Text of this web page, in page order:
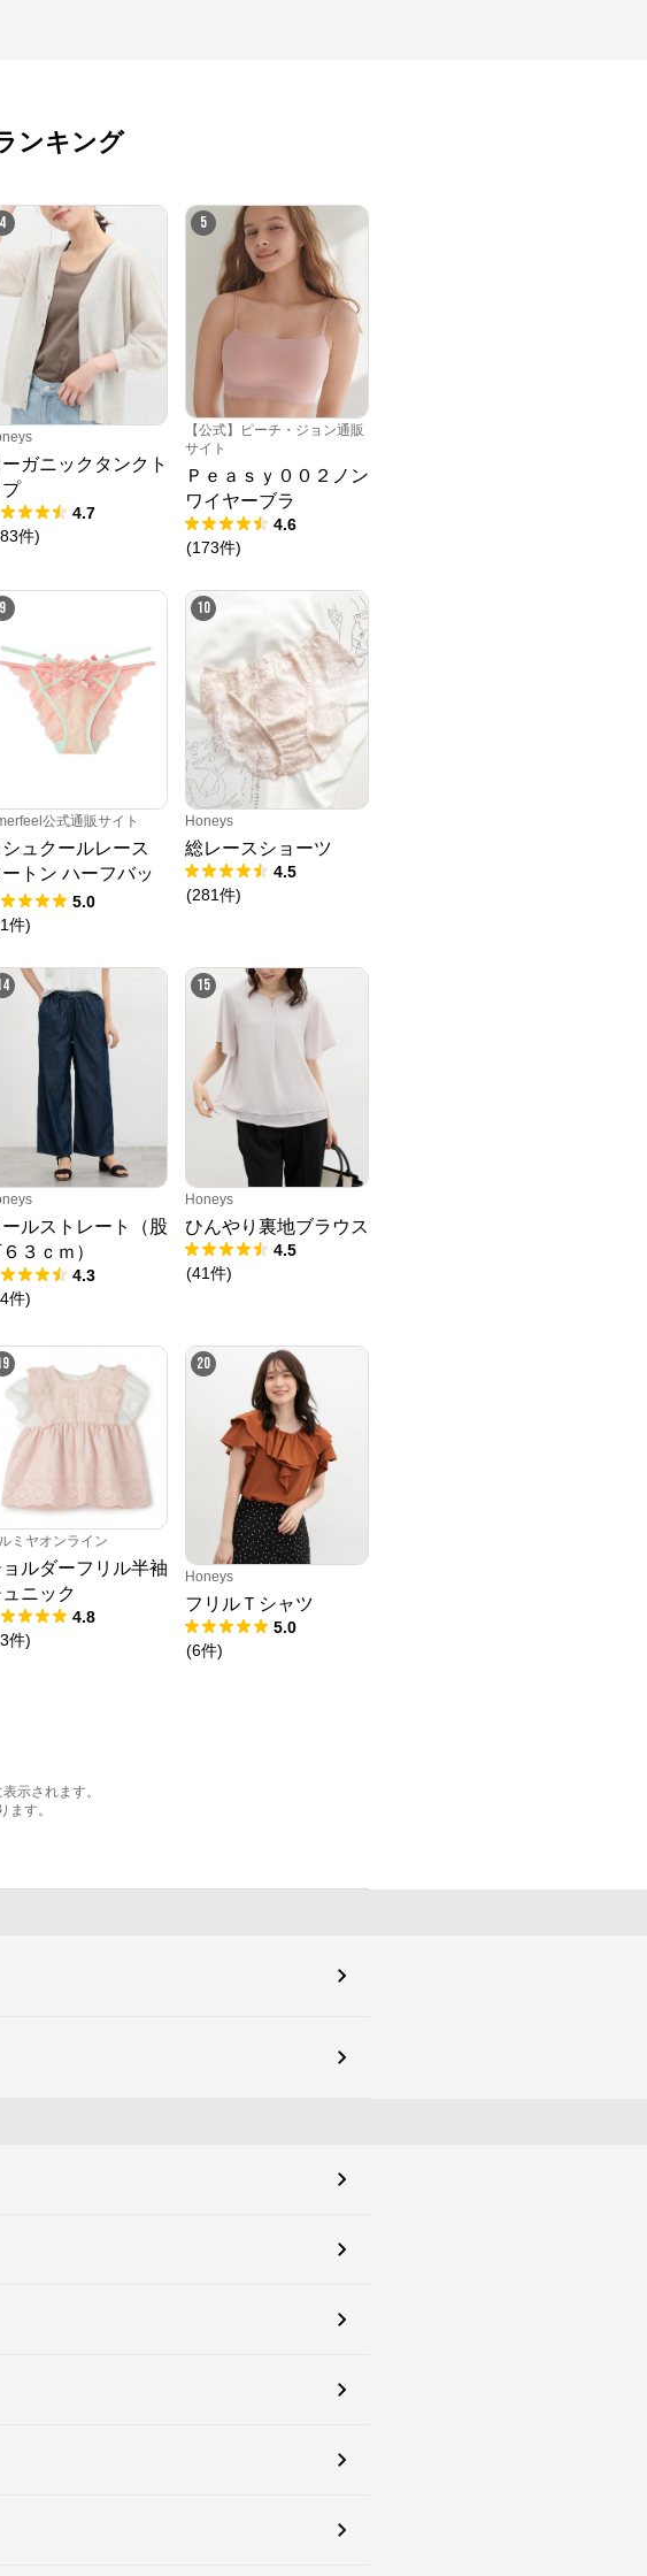
ンキング
4
ガニックタンクト
プ
4.7
件)
5
【公式】ピーチ・ジョン通販
サイト
Ｐｅａｓｙ００２ノン
ワイヤーブラ
4.6
(173件)
9
公式通販サイト
シュクールレース
トン ハーフバッ
ョーツ5.0
件)
10
Honeys
総レースショーツ
4.5
(281件)
ールストレート（股
３ｃｍ）
4.3
件)
15
Honeys
ひんやり裏地ブラウス
4.5
(41件)
ミヤオンライン
ョルダーフリル半袖
ニック
4.8
件)
20
Honeys
フリルＴシャツ
5.0
(6件)
示されます。
す。
ント
TAYAMA
Petit Honfleur
ブランドを中
するオリジナルア